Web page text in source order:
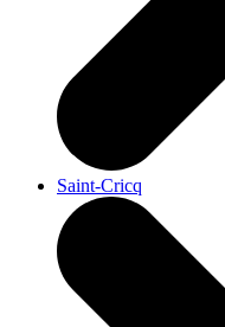
Saint-Cricq